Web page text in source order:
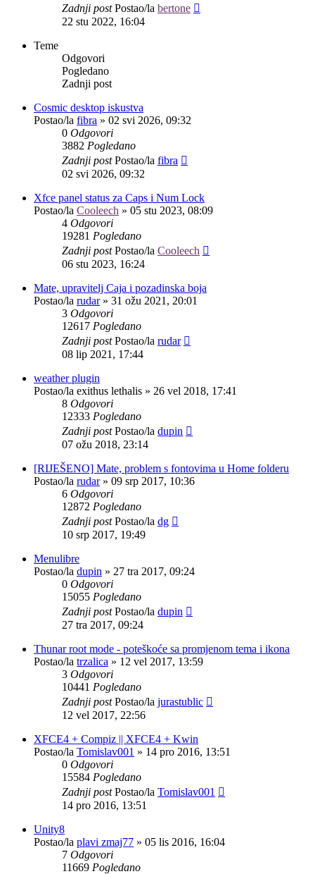
Zadnji postPostao/la bertone
22 stu 2022, 16:04
Teme
Odgovori
Pogledano
Zadnji post
Cosmic desktop iskustva
Postao/la fibra » 02 svi 2026, 09:32
0 Odgovori
3882 Pogledano
Zadnji postPostao/la fibra
02 svi 2026, 09:32
Xfce panel status za Caps i Num Lock
Postao/la Cooleech » 05 stu 2023, 08:09
4 Odgovori
19281 Pogledano
Zadnji postPostao/la Cooleech
06 stu 2023, 16:24
Mate, upravitelj Caja i pozadinska boja
Postao/la rudar» 31 ožu 2021, 20:01
3 Odgovori
12617 Pogledano
Zadnji postPostao/la rudar
08 lip 2021, 17:44
weather plugin
Postao/la exithus lethalis » 26 vel 2018, 17:41
8 Odgovori
12333 Pogledano
Zadnji postPostao/la dupin
07 ožu 2018, 23:14
[RIJEŠENO] Mate, problem s fontovima u Home folderu
Postao/la rudar» 09 srp 2017, 10:36
6 Odgovori
12872 Pogledano
Zadnji postPostao/la dg
10 srp 2017, 19:49
Menulibre
Postao/la dupin » 27 tra 2017, 09:24
0 Odgovori
15055 Pogledano
Zadnji postPostao/la dupin
27 tra 2017, 09:24
Thunar root mode - poteškoće sa promjenom tema i ikona
Postao/la trzalica » 12 vel 2017, 13:59
3 Odgovori
10441 Pogledano
Zadnji postPostao/la jurastublic
12 vel 2017, 22:56
XFCE4 + Compiz || XFCE4 + Kwin
Postao/la Tomislav001 » 14 pro 2016, 13:51
0 Odgovori
15584 Pogledano
Zadnji postPostao/la Tomislav001
14 pro 2016, 13:51
Unity8
Postao/la plavi zmaj77 » 05 lis 2016, 16:04
7 Odgovori
11669 Pogledano